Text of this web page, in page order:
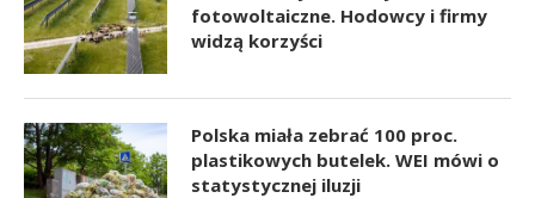
fotowoltaiczne. Hodowcy i firmy
widzą korzyści
Polska miała zebrać 100 proc.
plastikowych butelek. WEI mówi o
statystycznej iluzji